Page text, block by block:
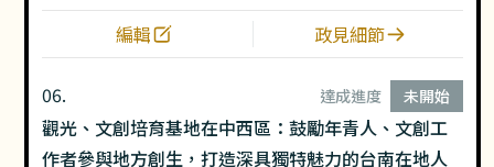
編輯
政見細節
06. 達成進度 未開始
觀光、文創培育基地在中西區：鼓勵年青人、文創工
作者參與地方創生，打造深具獨特魅力的台南在地人